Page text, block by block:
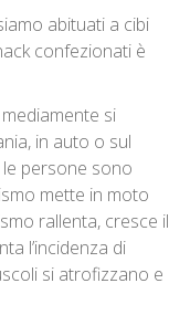
abituati a cibi
confezionati è
si
in auto o sul
persone sono
mette in moto
rallenta, cresce il
l’incidenza di
si atrofizzano e